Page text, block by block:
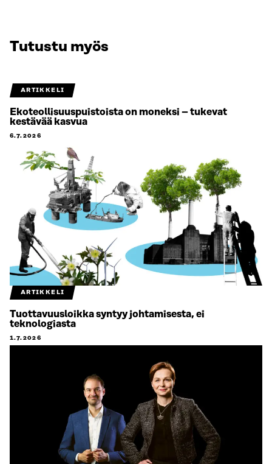
Tutustu myös
ARTIKKELI
Ekoteollisuuspuistoista on moneksi – tukevat
kestävää kasvua
6.7.2026
ARTIKKELI
Tuottavuusloikka syntyy johtamisesta, ei
teknologiasta
1.7.2026